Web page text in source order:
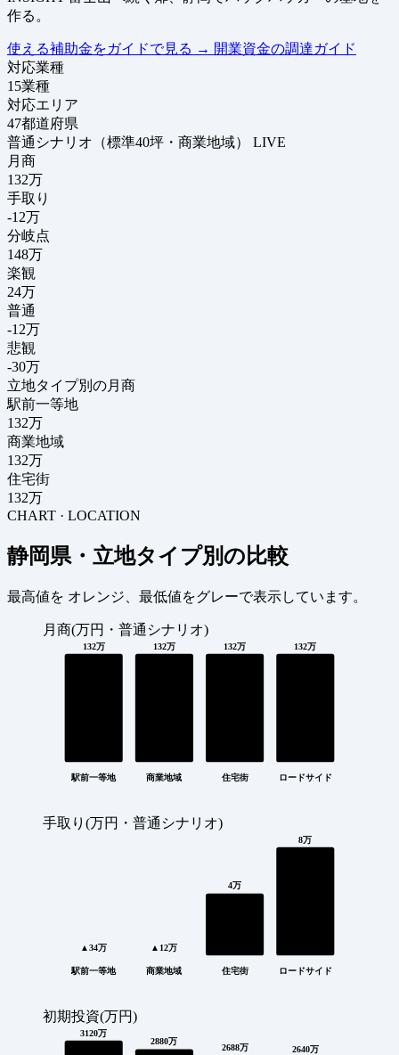
作る。
使える補助金をガイドで見る → 開業資金の調達ガイド
対応業種
15業種
対応エリア
47都道府県
普通シナリオ（標準40坪・商業地域）
LIVE
月商
132万
手取り
-12万
分岐点
148万
楽観
24万
普通
-12万
悲観
-30万
立地タイプ別の月商
駅前一等地
132万
商業地域
132万
住宅街
132万
CHART · LOCATION
静岡県・立地タイプ別の比較
最高値を オレンジ 、最低値をグレーで表示しています。
月商(万円・普通シナリオ)
132万
駅前一等地
132万
商業地域
132万
住宅街
132万
ロードサイド
手取り(万円・普通シナリオ)
▲34万
駅前一等地
▲12万
商業地域
4万
住宅街
8万
ロードサイド
初期投資(万円)
3120万
2880万
2688万 2640万